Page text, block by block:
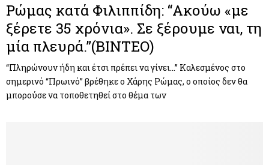
Ρώμας κατά Φιλιππίδη: “Ακούω «με
ξέρετε 35 χρόνια». Σε ξέρουμε ναι, τη
μία πλευρά.”(ΒΙΝΤΕΟ)
“Πληρώνουν ήδη και έτσι πρέπει να γίνει…” Καλεσμένος στο
σημερινό “Πρωινό” βρέθηκε ο Χάρης Ρώμας, ο οποίος δεν θα
μπορούσε να τοποθετηθεί στο θέμα των